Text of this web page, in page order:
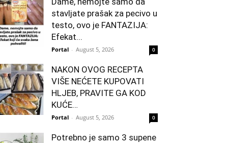
stavljate prašak za pecivo u
testo, ovo je FANTAZIJA:
Efekat...
Portal - August 5, 2026 0
NAKON OVOG RECEPTA
VIŠE NEĆETE KUPOVATI
HLJEB, PRAVITE GA KOD
KUĆE…
Portal - August 5, 2026 0
Potrebno je samo 3 supene